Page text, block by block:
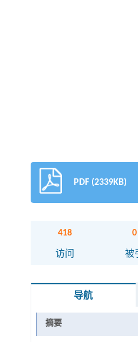
PDF (2339KB)
418
访问
0
被
导航
摘要